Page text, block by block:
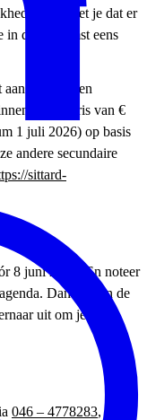
en weet je dat er
de toekomst eens
primaire en
een salaris van €
1 juli 2026) op basis
andere secundaire
sittard-
8 juni 2026. En noteer
Dan vinden de
uit om je te
046 – 4778283,